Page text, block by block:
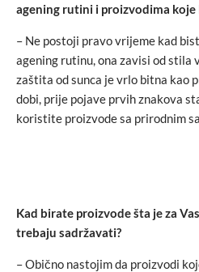
agening rutini i proizvodima
– Ne postoji pravo vrijeme kad
agening rutinu, ona zavisi od stila
zaštita od sunca je vrlo bitna kao
dobi, prije pojave prvih znakova
koristite proizvode sa prirodnim
Kad birate proizvode šta je za
trebaju sadržavati?
– Obično nastojim da proizvodi